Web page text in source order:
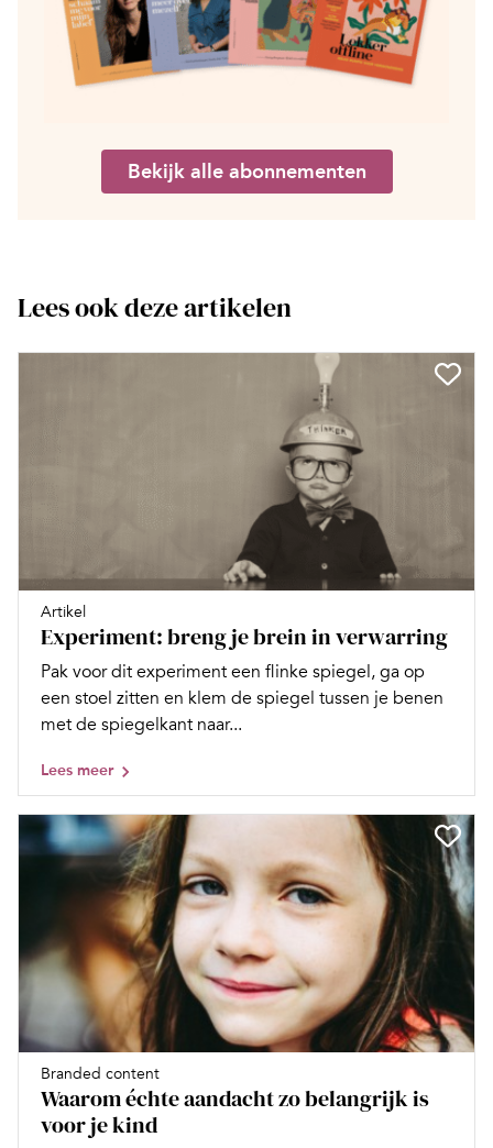
Bekijk alle abonnementen
Lees ook deze artikelen
Artikel
Experiment: breng je brein in verwarring
Pak voor dit experiment een flinke spiegel, ga op
een stoel zitten en klem de spiegel tussen je benen
met de spiegelkant naar...
Lees meer
Branded content
Waarom échte aandacht zo belangrijk is
voor je kind